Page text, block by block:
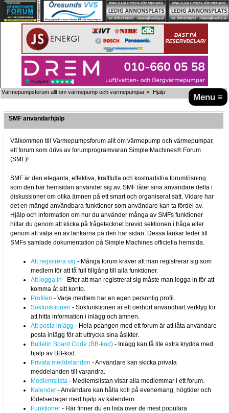
Menu ≡
Värmepumpsforum allt om värmepump och värmepumpar » Hjälp
SMF användarhjälp
Välkommen till Värmepumpsforum allt om värmepump och värmepumpar,
ett forum som drivs av forumprogramvaran Simple Machines® Forum
(SMF)!
SMF är den eleganta, effektiva, kraftfulla och kostnadsfria forumlösning
som den här hemsidan använder sig av. SMF låter sina användare delta i
diskussioner om olika ämnen på ett smart och organiserat sätt. Vidare har
det en mängd användbara funktioner som användare kan ta fördel av.
Hjälp och information om hur du använder många av SMFs funktioner
hittar du genom att klicka på frågetecknet brevid sektionen i fråga eller
genom att välja en av länkarna på den här sidan. Dessa länkar leder till
SMFs samlade dokumentation på Simple Machines officiella hemsida.
Att registrera sig - Många forum kräver att man registrerar sig som
medlem för att få full tillgång till alla funktioner.
Att logga in - Efter att man registrerat sig måste man logga in för att
komma åt sitt konto.
Profilen - Varje medlem har en egen personlig profil.
Sökfunktionen - Sökfunktionen är ett oerhört användbart verktyg för
att hitta information i inlägg och ämnen.
Att posta inlägg - Hela poängen med ett forum är att låta användare
posta inlägg för att uttrycka sina åsikter.
Bulletin Board Code (BB-kod) - Inlägg kan få lite extra krydda med
hjälp av BB-kod.
Privata meddelanden - Användare kan skicka privata
meddelanden till varandra.
Medlemslista - Medlemslistan visar alla medlemmar i ett forum.
Kalender - Användare kan hålla koll på evenemang, högtider och
födelsedagar med hjälp av kalendern.
Funktioner - Här finner du en lista över de mest populära